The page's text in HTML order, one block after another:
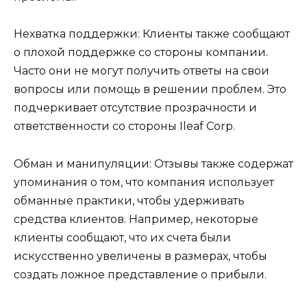
Нехватка поддержки: Клиенты также сообщают
о плохой поддержке со стороны компании.
Часто они не могут получить ответы на свои
вопросы или помощь в решении проблем. Это
подчеркивает отсутствие прозрачности и
ответственности со стороны Ileaf Corp.
Обман и манипуляции: Отзывы также содержат
упоминания о том, что компания использует
обманные практики, чтобы удерживать
средства клиентов. Например, некоторые
клиенты сообщают, что их счета были
искусственно увеличены в размерах, чтобы
создать ложное представление о прибыли.